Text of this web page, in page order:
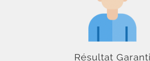
Résultat Garanti